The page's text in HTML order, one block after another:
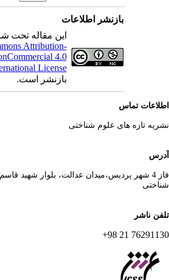
بازنشر اطلاعات
این مقاله تحت
Attribution-
4.0
License
بازنشر است.
تماس
تازه های علوم شناختی
فاز 4 شهر پردیس،میدان عدالت، بلوار شهید قاسم
ناشر
76291130 21